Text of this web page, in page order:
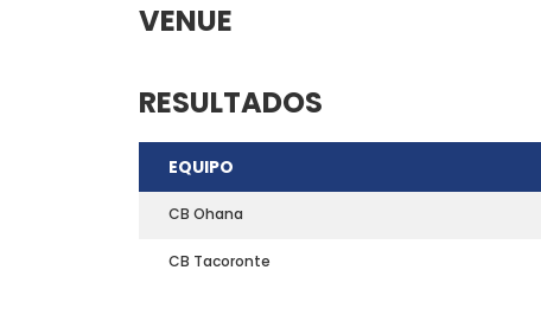
VENUE
RESULTADOS
EQUIPO
CB Ohana
CB Tacoronte
Teléfono: 661703772
Email:direccion@marchadeportiva.com
San Sebastián de La Gomera